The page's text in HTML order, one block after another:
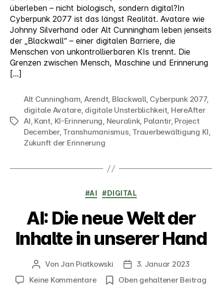
überleben – nicht biologisch, sondern digital?In
Cyberpunk 2077 ist das längst Realität. Avatare wie
Johnny Silverhand oder Alt Cunningham leben jenseits
der „Blackwall“ – einer digitalen Barriere, die
Menschen von unkontrollierbaren KIs trennt. Die
Grenzen zwischen Mensch, Maschine und Erinnerung
[…]
Schlagwörter
Alt Cunningham, Arendt, Blackwall, Cyberpunk 2077,
digitale Avatare, digitale Unsterblichkeit, HereAfter
AI, Kant, KI-Erinnerung, Neuralink, Palantir, Project
December, Transhumanismus, Trauerbewältigung KI,
Zukunft der Erinnerung
Kategorien
#AI #DIGITAL
AI: Die neue Welt der
Inhalte in unserer Hand
Beitragsautor
Von Jan Piatkowski Veröffentlichungsdatum
3. Januar 2023
Keine Kommentarezu
Oben gehaltener Beitrag